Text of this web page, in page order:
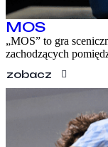
MOS
„MOS” to gra
zachodzących
zobacz